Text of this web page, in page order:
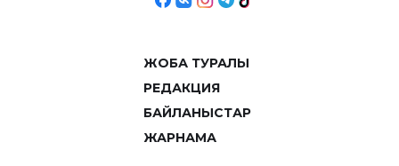
ЖОБА ТУРАЛЫ
РЕДАКЦИЯ
БАЙЛАНЫСТАР
ЖАРНАМА